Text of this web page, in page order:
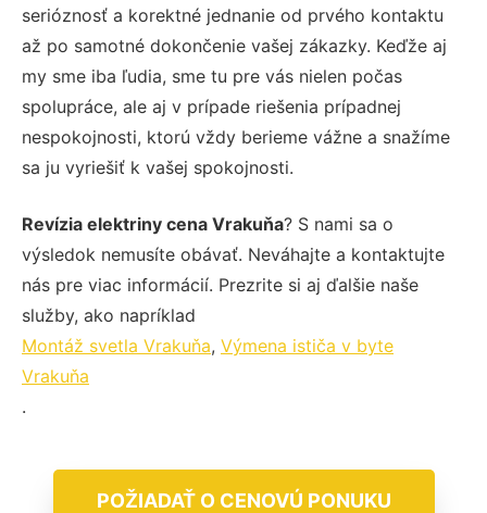
serióznosť a korektné jednanie od prvého kontaktu
až po samotné dokončenie vašej zákazky. Keďže aj
my sme iba ľudia, sme tu pre vás nielen počas
spolupráce, ale aj v prípade riešenia prípadnej
nespokojnosti, ktorú vždy berieme vážne a snažíme
sa ju vyriešiť k vašej spokojnosti.
Revízia elektriny cena Vrakuňa? S nami sa o
výsledok nemusíte obávať. Neváhajte a kontaktujte
nás pre viac informácií. Prezrite si aj ďalšie naše
služby, ako napríklad
Montáž svetla Vrakuňa, Výmena ističa v byte
Vrakuňa
.
POŽIADAŤ O CENOVÚ PONUKU